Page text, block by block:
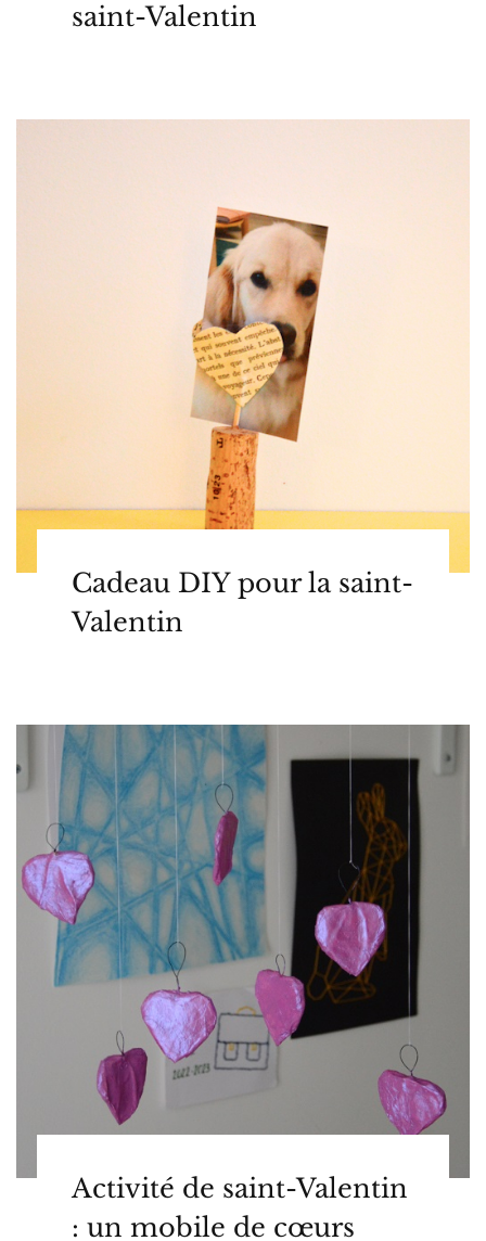
saint-Valentin
Cadeau DIY pour la saint-
Valentin
Activité de saint-Valentin
: un mobile de cœurs